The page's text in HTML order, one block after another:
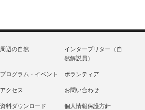
周辺の自然
インタープリター（自
然解説員）
プログラム・イベント ボランティア
アクセス お問い合わせ
資料ダウンロード 個人情報保護方針